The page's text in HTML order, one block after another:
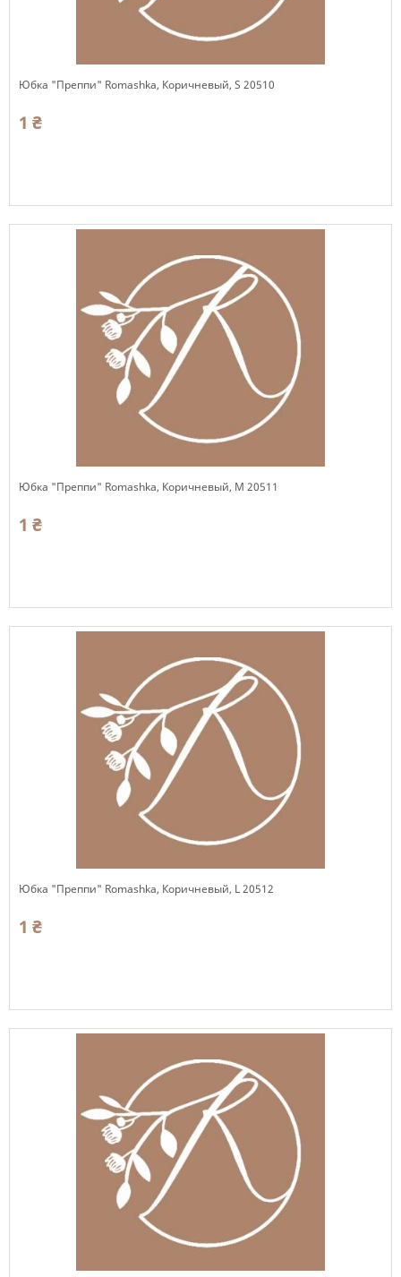
Юбка "Преппи" Romashka, Коричневый, S 20510
1 ₴
Юбка "Преппи" Romashka, Коричневый, М 20511
1 ₴
Юбка "Преппи" Romashka, Коричневый, L 20512
1 ₴